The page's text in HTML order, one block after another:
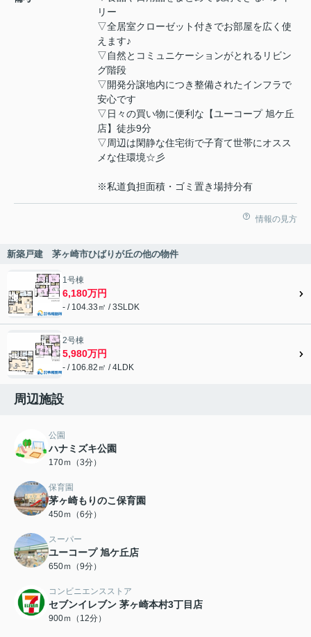
リー
▽全居室クローゼット付きでお部屋を広く使
えます♪
▽自然とコミュニケーションがとれるリビン
グ階段
▽開発分譲地内につき整備されたインフラで
安心です
▽日々の買い物に便利な【ユーコープ 旭ケ丘
店】徒歩9分
▽周辺は閑静な住宅街で子育て世帯にオスス
メな住環境☆彡
※私道負担面積・ゴミ置き場持分有
情報の見方
新築戸建 茅ヶ崎市ひばりが丘の他の物件
1号棟
6,180万円
- / 104.33㎡ / 3SLDK
2号棟
5,980万円
- / 106.82㎡ / 4LDK
周辺施設
公園
ハナミズキ公園
170ｍ（3分）
保育園
茅ヶ崎もりのこ保育園
450ｍ（6分）
スーパー
ユーコープ 旭ケ丘店
650ｍ（9分）
コンビニエンスストア
セブンイレブン 茅ヶ崎本村3丁目店
900ｍ（12分）